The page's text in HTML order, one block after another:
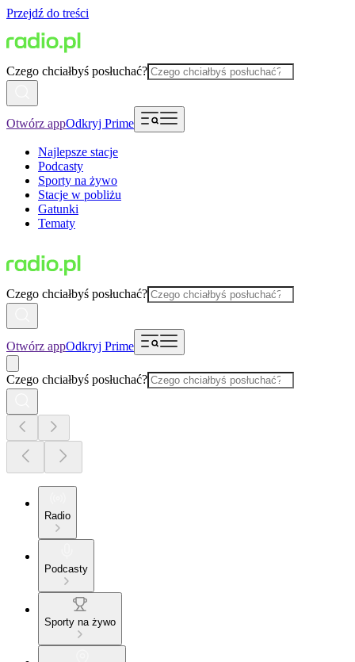
Przejdź do treści
Czego chciałbyś posłuchać?
Otwórz appOdkryj Prime
Najlepsze stacje
Podcasty
Sporty na żywo
Stacje w pobliżu
Gatunki
Tematy
Czego chciałbyś posłuchać?
Otwórz appOdkryj Prime
Czego chciałbyś posłuchać?
Radio
Podcasty
Sporty na żywo